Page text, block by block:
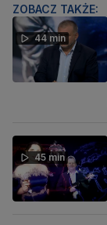
ZOBACZ TAKŻE:
44 min
45 min